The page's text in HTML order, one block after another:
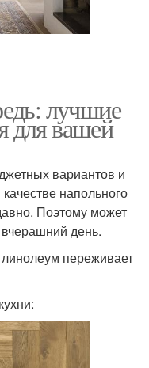
лучшие
для вашей
вариантов и
напольного
Поэтому может
день.
переживает